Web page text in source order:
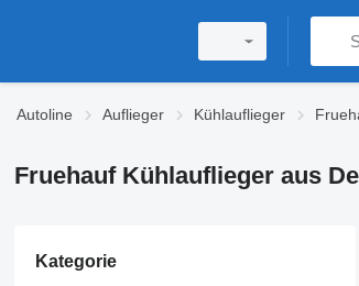
Autoline Auflieger Kühlauflieger
Fruehauf Kühlauflieger aus
Kategorie